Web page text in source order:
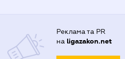
Реклама та PR
на ligazakon.net